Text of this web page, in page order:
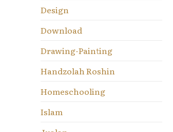
Design
Download
Drawing-Painting
Handzolah Roshin
Homeschooling
Islam